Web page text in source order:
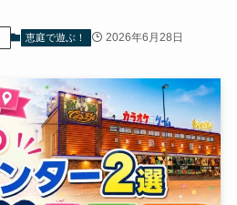
恵庭で遊ぶ！ 2026年6月28日